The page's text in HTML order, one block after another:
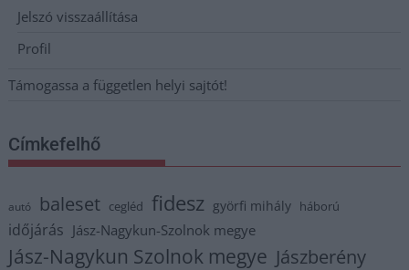
Jelszó visszaállítása
Profil
Támogassa a független helyi sajtót!
Címkefelhő
autó baleset cegléd fidesz györfi mihály háború
időjárás Jász-Nagykun-Szolnok megye
Jász-Nagykun Szolnok megye Jászberény